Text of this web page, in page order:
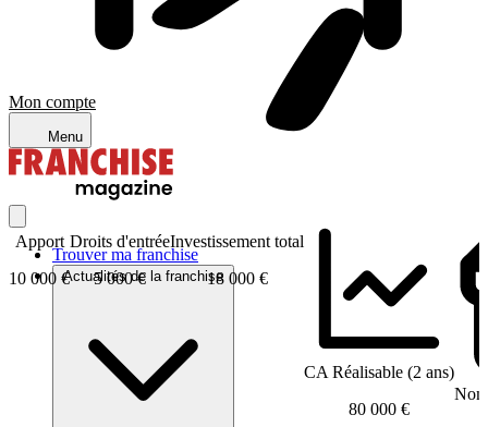
Mon compte
Menu
Trouver ma franchise
Actualités de la franchise
Apport
10 000 €
Droits d'entrée
5 000 €
Investissement total
18 000 €
CA Réalisable (2 ans)
80 000 €